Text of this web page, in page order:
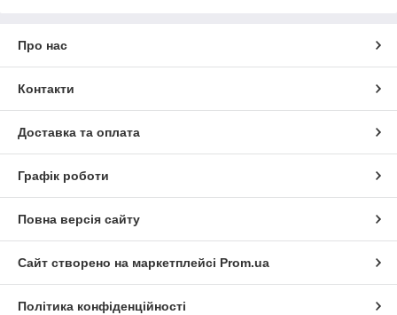
Про нас
Контакти
Доставка та оплата
Графік роботи
Повна версія сайту
Сайт створено на маркетплейсі Prom.ua
Політика конфіденційності